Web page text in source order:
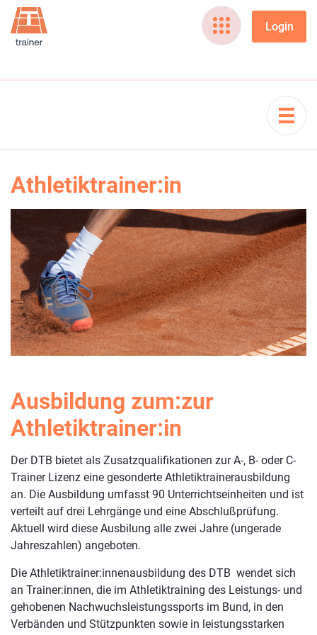
Athletiktrainer:in
Ausbildung zum:zur
Athletiktrainer:in
Der DTB bietet als Zusatzqualifikationen zur A-, B- oder C-
Trainer Lizenz eine gesonderte Athletiktrainerausbildung
an. Die Ausbildung umfasst 90 Unterrichtseinheiten und ist
verteilt auf drei Lehrgänge und eine Abschlußprüfung.
Aktuell wird diese Ausbilung alle zwei Jahre (ungerade
Jahreszahlen) angeboten.
Die Athletiktrainer:innenausbildung des DTB wendet sich
an Trainer:innen, die im Athletiktraining des Leistungs- und
gehobenen Nachwuchsleistungssports im Bund, in den
Verbänden und Stützpunkten sowie in leistungsstarken